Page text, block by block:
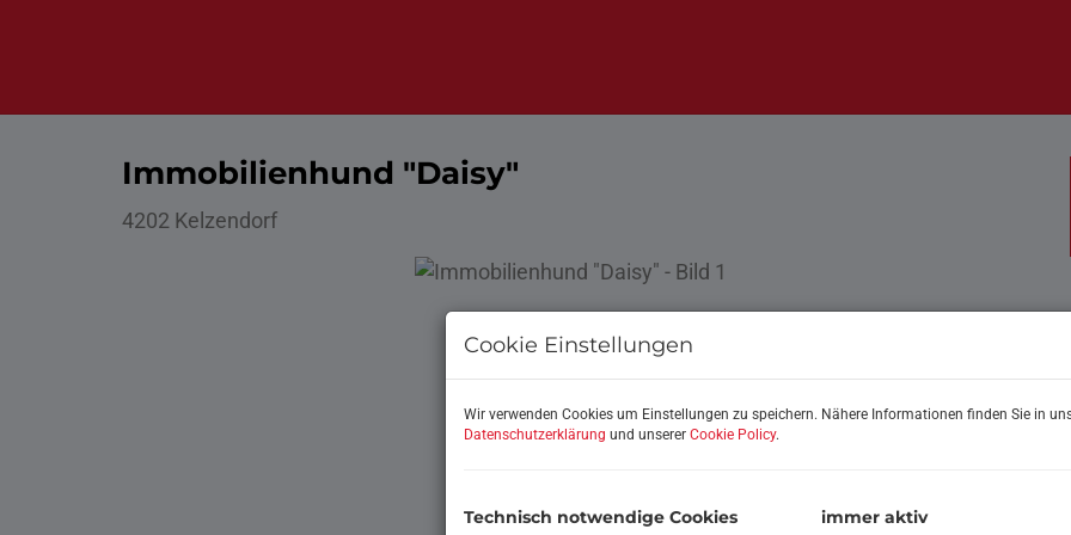
Immobilienhund "Daisy"
4202 Kelzendorf
Cookie Einstellungen
Wir verwenden Cookies um Einstellungen zu speichern. Nähere Informationen finden Sie in
Datenschutzerklärung und unserer Cookie Policy.
Technisch notwendige Cookies immer aktiv